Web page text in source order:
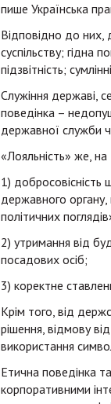
пише Українська
Відповідно до них,
суспільству; гідна
підзвітність;
Служіння державі,
поведінка –
державної служби
«Лояльність» же,
1) добросовісність
державного
політичних
2) утримання від
посадових осіб;
3) коректне
Крім того, від
рішення, відмову
використання
Етична поведінка
корпоративними